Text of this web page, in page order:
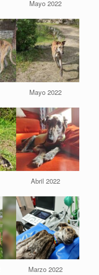
Mayo 2022
Mayo 2022
Abril 2022
Marzo 2022